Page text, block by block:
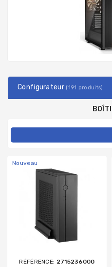
Configurateur (191 produits)
Nouveau
RÉFÉRENCE: 2715236000